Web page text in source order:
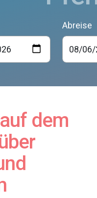
Abreise
dem